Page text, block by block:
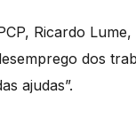
Ricardo
dos
ajudas”.